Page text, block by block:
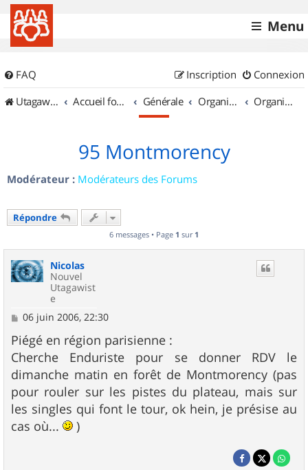
Menu
FAQ Connexion
Inscription
UtagawaVTT (Randos VTT et VTTAE avec traces GPS)
Accueil forum Générale Organisation de sorties & Recherche de partenaires Organisation de sorties en région Île de France
95 Montmorency
Modérateur : Modérateurs des Forums
Répondre
6 messages • Page 1 sur 1
Nicolas
Nouvel
Utagawist
e
M
s
s
a
g
e
06 juin 2006, 22:30
Piégé en région parisienne :
Cherche Enduriste pour se donner RDV le
dimanche matin en forêt de Montmorency (pas
pour rouler sur les pistes du plateau, mais sur
les singles qui font le tour, ok hein, je présise au
cas où...
)